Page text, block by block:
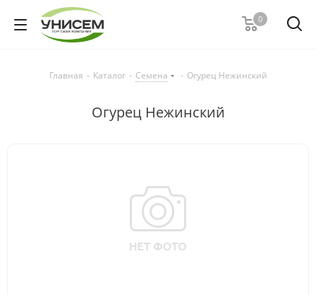
0
Главная - Каталог - Семена - Огурец Нежинский
Огурец Нежинский